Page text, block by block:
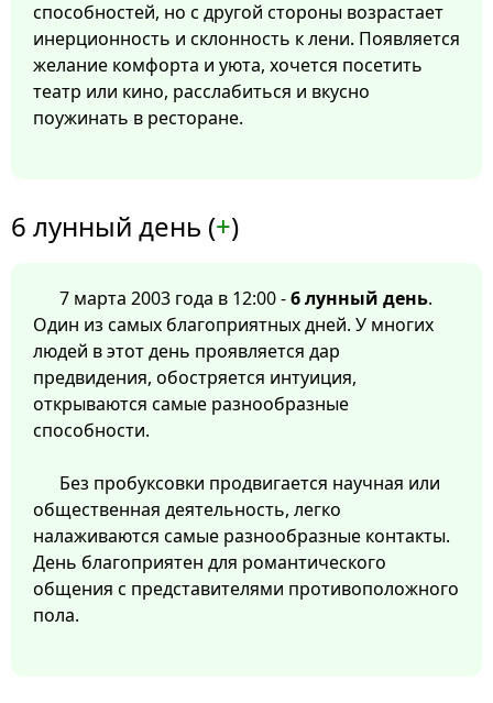
способностей, но с другой стороны возрастает
инерционность и склонность к лени. Появляется
желание комфорта и уюта, хочется посетить
театр или кино, расслабиться и вкусно
поужинать в ресторане.
6 лунный день (+)
7 марта 2003 года в 12:00 -6 лунный день.
Один из самых благоприятных дней. У многих
людей в этот день проявляется дар
предвидения, обостряется интуиция,
открываются самые разнообразные
способности.
Без пробуксовки продвигается научная или
общественная деятельность, легко
налаживаются самые разнообразные контакты.
День благоприятен для романтического
общения с представителями противоположного
пола.